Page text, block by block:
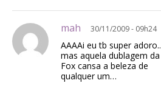
mah 30/11/2009 - 09h24
AAAAi eu tb super adoro..
mas aquela dublagem da
Fox cansa a beleza de
qualquer um…